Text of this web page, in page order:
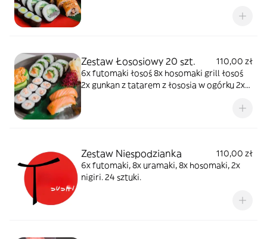
Zestaw Łososiowy 20 szt.
110,00 zł
6x futomaki łosoś 8x hosomaki grill łosoś
2x gunkan z tatarem z łososia w ogórku 2x
Zestaw Niespodzianka
110,00 zł
6x futomaki, 8x uramaki, 8x hosomaki, 2x
nigiri. 24 sztuki.